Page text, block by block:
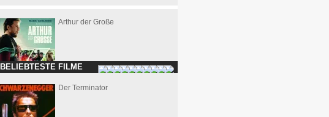
Arthur der Große
BELIEBTESTE FILME
Der Terminator